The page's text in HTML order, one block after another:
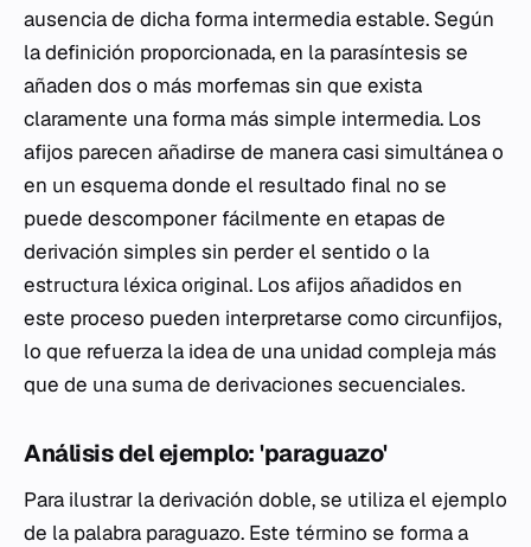
ausencia de dicha forma intermedia estable. Según
la definición proporcionada, en la parasíntesis se
añaden dos o más morfemas sin que exista
claramente una forma más simple intermedia. Los
afijos parecen añadirse de manera casi simultánea o
en un esquema donde el resultado final no se
puede descomponer fácilmente en etapas de
derivación simples sin perder el sentido o la
estructura léxica original. Los afijos añadidos en
este proceso pueden interpretarse como circunfijos,
lo que refuerza la idea de una unidad compleja más
que de una suma de derivaciones secuenciales.
Análisis del ejemplo: 'paraguazo'
Para ilustrar la derivación doble, se utiliza el ejemplo
de la palabra paraguazo. Este término se forma a